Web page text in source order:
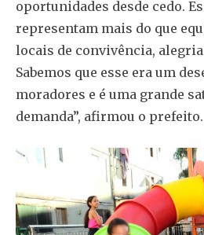
oportunidades desde cedo.
representam mais do que
locais de convivência,
Sabemos que esse era um
moradores e é uma grande
demanda”, afirmou o prefeito.